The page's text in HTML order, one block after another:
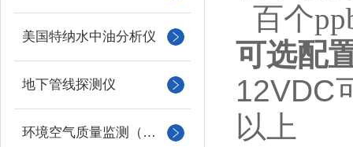
美国特纳水中油分析仪
地下管线探测仪
环境空气质量监测（美国Met one）
百个
可选配
12VDC
以上